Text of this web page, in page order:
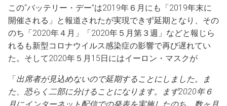
この“バッテリー・デー”は2019年６月にも「2019年末に
開催される」と報道されたが実現できず延期となり、その
のち「2020年４月」「2020年５月第３週」などと報じら
れるも新型コロナウイルス感染症の影響で再び遅れてい
た。そして2020年５月15日にはイーロン・マスクが
「 出席者が見込めないので延期することにしました。ま
た、恐らく二部に分けることになります。まず2020年６